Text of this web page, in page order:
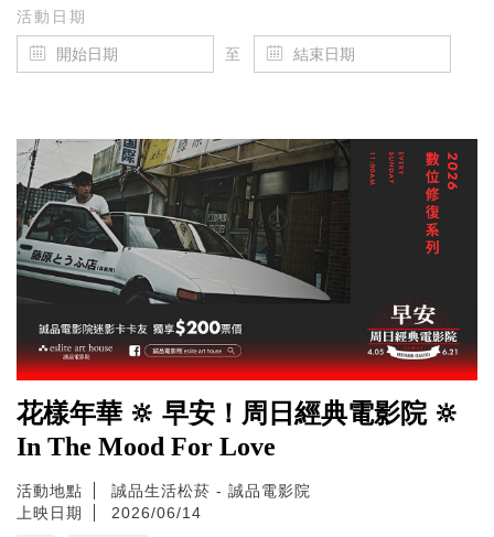
活動日期
至
花樣年華 🔆 早安！周日經典電影院 🔆
In The Mood For Love
活動地點
誠品生活松菸 - 誠品電影院
上映日期
2026/06/14